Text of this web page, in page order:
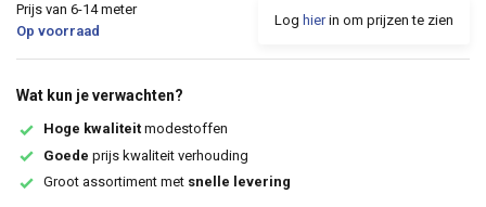
Prijs van 6-14 meter
Op voorraad
Log hierin om prijzen te zien
Wat kun je verwachten?
Hoge kwaliteit modestoffen
Goede prijs kwaliteit verhouding
Groot assortiment met snelle levering